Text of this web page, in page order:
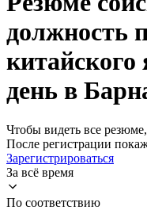
должность
день в
Чтобы видеть все
После регистрации
Зарегистрироваться
За всё время
По соответствию